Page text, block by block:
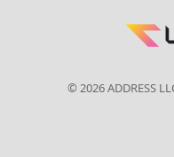
© 2026 ADDRESS